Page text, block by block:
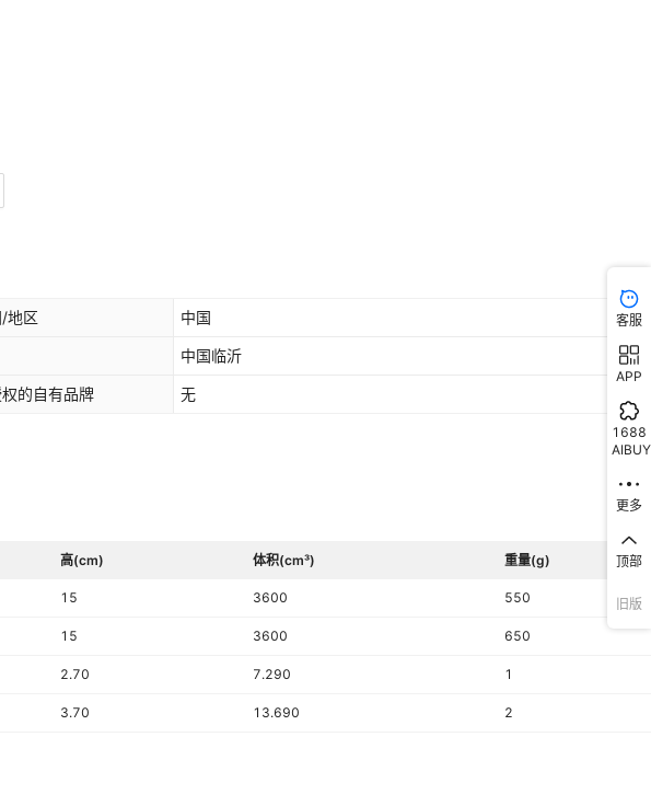
地区 中国
中国临沂
的自有品牌 无
高(cm) 体积(cm³) 重量(g)
15 3600 550
15 3600 650
2.70 7.290 1
3.70 13.690 2
客服
APP
1688
AIBUY
更多
顶部
旧版